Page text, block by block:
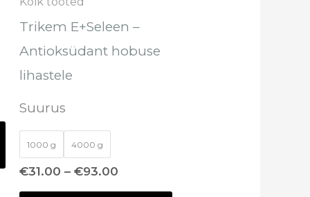
Trikem E+Seleen –
Antioksüdant hobuse
lihastele
Suurus
1000 g 4000 g
€31.00 – €93.00